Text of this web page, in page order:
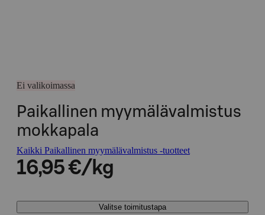
Ei valikoimassa
Paikallinen myymälävalmistus
mokkapala
Kaikki Paikallinen myymälävalmistus -tuotteet
16,95 €/kg
Valitse toimitustapa